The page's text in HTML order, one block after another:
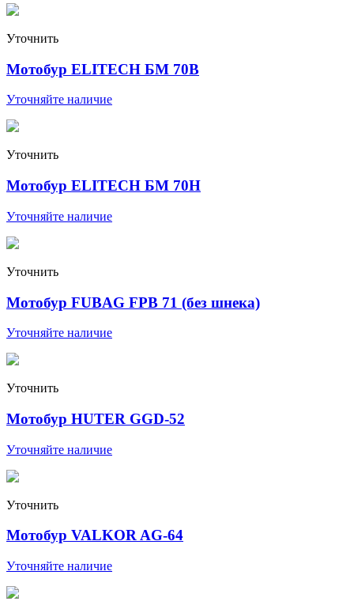
Уточнить
Мотобур ELITECH БМ 70В
Уточняйте наличие
Уточнить
Мотобур ELITECH БМ 70Н
Уточняйте наличие
Уточнить
Мотобур FUBAG FPB 71 (без шнека)
Уточняйте наличие
Уточнить
Мотобур HUTER GGD-52
Уточняйте наличие
Уточнить
Мотобур VALKOR AG-64
Уточняйте наличие